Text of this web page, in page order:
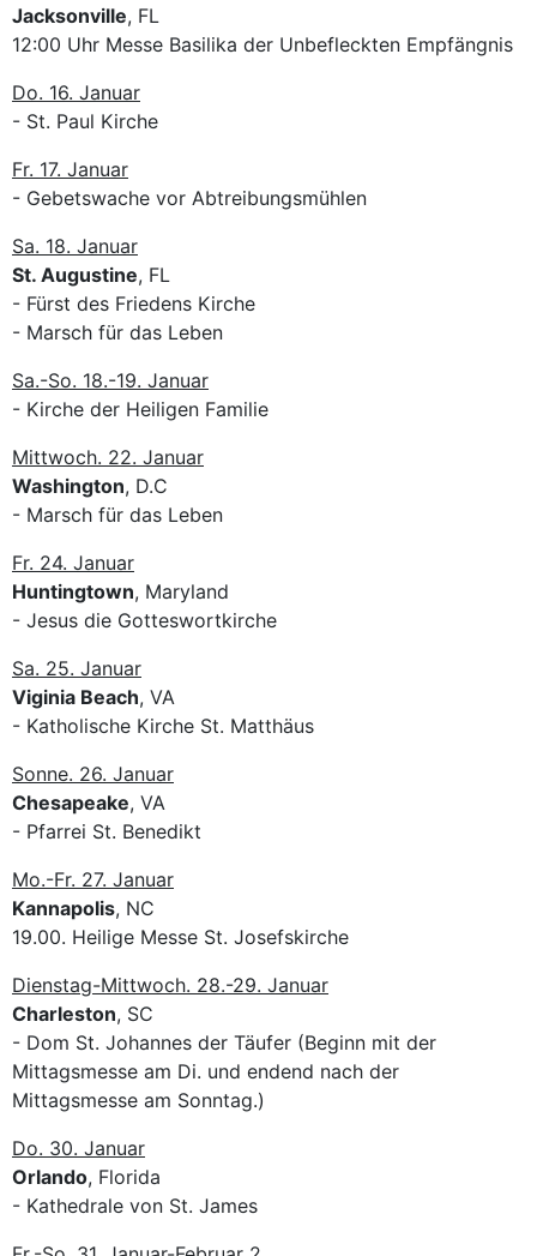
Jacksonville, FL
12:00 Uhr Messe Basilika der Unbefleckten Empfängnis
Do. 16. Januar
- St. Paul Kirche
Fr. 17. Januar
- Gebetswache vor Abtreibungsmühlen
Sa. 18. Januar
St. Augustine, FL
- Fürst des Friedens Kirche
- Marsch für das Leben
Sa.-So. 18.-19. Januar
- Kirche der Heiligen Familie
Mittwoch. 22. Januar
Washington, D.C
- Marsch für das Leben
Fr. 24. Januar
Huntingtown, Maryland
- Jesus die Gotteswortkirche
Sa. 25. Januar
Viginia Beach, VA
- Katholische Kirche St. Matthäus
Sonne. 26. Januar
Chesapeake, VA
- Pfarrei St. Benedikt
Mo.-Fr. 27. Januar
Kannapolis, NC
19.00. Heilige Messe St. Josefskirche
Dienstag-Mittwoch. 28.-29. Januar
Charleston, SC
- Dom St. Johannes der Täufer (Beginn mit der
Mittagsmesse am Di. und endend nach der
Mittagsmesse am Sonntag.)
Do. 30. Januar
Orlando, Florida
- Kathedrale von St. James